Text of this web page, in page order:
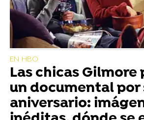
EN HBO
Las chicas Gilmore
un documental por
aniversario: